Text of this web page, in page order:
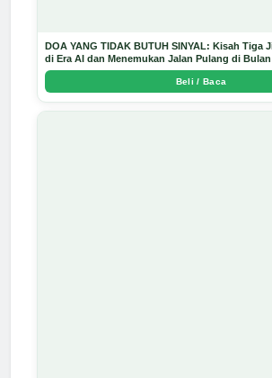
DOA YANG TIDAK BUTUH SINYAL: Kisah Tiga
di Era AI dan Menemukan Jalan Pulang di
Arda Dinata
Beli / Baca